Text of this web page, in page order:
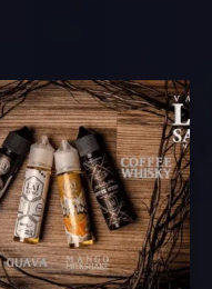
此
產
品
有
多
種
款
式。
可